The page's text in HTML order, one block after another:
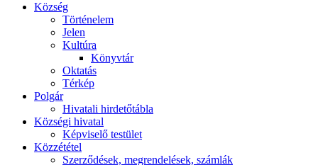
Község
Történelem
Jelen
Kultúra
Könyvtár
Oktatás
Térkép
Polgár
Hivatali hirdetőtábla
Községi hivatal
Képviselő testület
Közzététel
Szerződések, megrendelések, számlák